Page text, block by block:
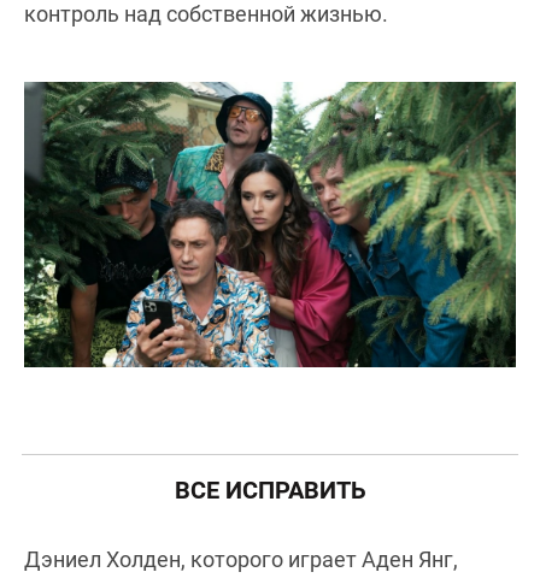
контроль над собственной жизнью.
ВСЕ ИСПРАВИТЬ
Дэниел Холден, которого играет Аден Янг,